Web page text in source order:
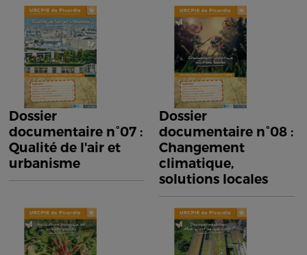
Dossier
documentaire n°07 :
Qualité de l'air et
urbanisme
Dossier
documentaire n°08 :
Changement
climatique,
solutions locales